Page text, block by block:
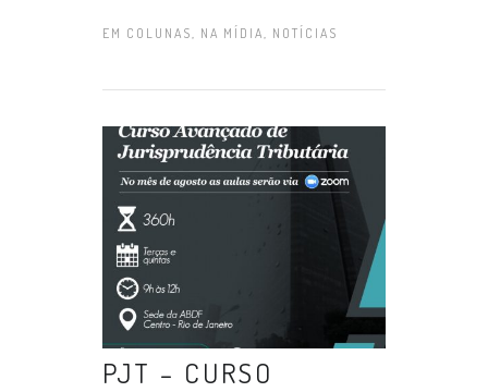
EM COLUNAS NA MÍDIA NOTÍCIAS
PJT – CURSO